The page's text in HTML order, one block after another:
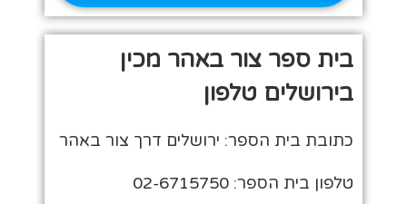
בית ספר צור באהר מכין
בירושלים טלפון
כתובת בית הספר: ירושלים דרך צור באהר
טלפון בית הספר: 02-6715750